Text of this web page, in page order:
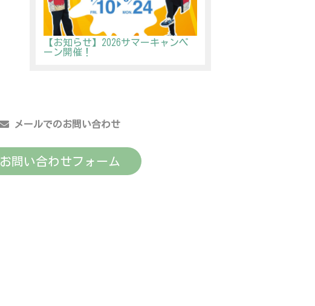
【お知らせ】2026サマーキャンペ
ーン開催！
メールでのお問い合わせ
お問い合わせフォーム